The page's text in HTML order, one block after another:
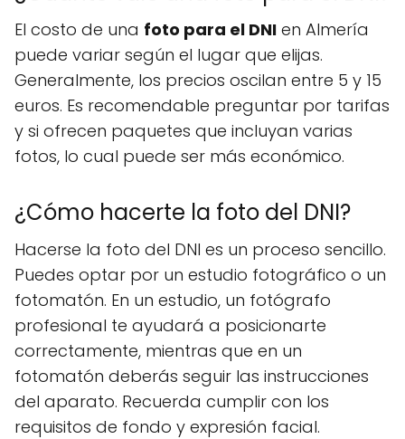
El costo de una foto para el DNI en Almería
puede variar según el lugar que elijas.
Generalmente, los precios oscilan entre 5 y 15
euros. Es recomendable preguntar por tarifas
y si ofrecen paquetes que incluyan varias
fotos, lo cual puede ser más económico.
¿Cómo hacerte la foto del DNI?
Hacerse la foto del DNI es un proceso sencillo.
Puedes optar por un estudio fotográfico o un
fotomatón. En un estudio, un fotógrafo
profesional te ayudará a posicionarte
correctamente, mientras que en un
fotomatón deberás seguir las instrucciones
del aparato. Recuerda cumplir con los
requisitos de fondo y expresión facial.